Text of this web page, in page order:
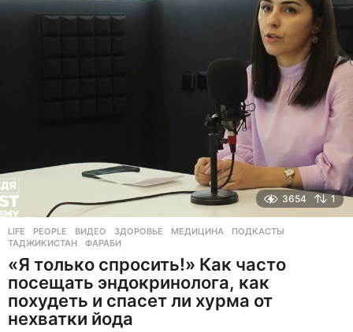
а
д
3654 1
LIFE ,PEOPLE ВИДЕО ,ЗДОРОВЬЕ ,МЕДИЦИНА ,ПОДКАСТЫ
ТАДЖИКИСТАН
,ФАРАБИ
«Я только спросить!» Как часто
посещать эндокринолога, как
похудеть и спасет ли хурма от
нехватки йода